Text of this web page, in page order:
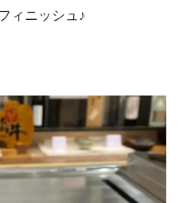
ィニッシュ♪